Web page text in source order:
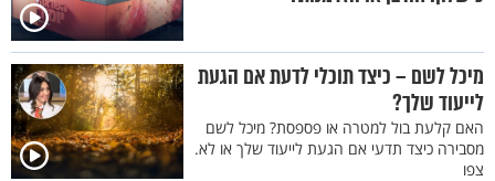
מיכל לשם – כיצד תוכלי לדעת אם הגעת
לייעוד שלך?
האם קלעת בול למטרה או פספסת? מיכל לשם
מסבירה כיצד תדעי אם הגעת לייעוד שלך או לא.
צפו